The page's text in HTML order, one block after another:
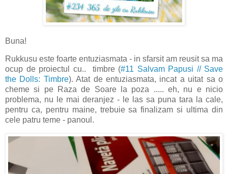
Buna!
Rukkusu este foarte entuziasmata - in sfarsit am reusit sa ma
ocup de proiectul cu.. timbre (#11 Salvam Papusi // Save
the Dolls: Timbre). Atat de entuziasmata, incat a uitat sa o
cheme si pe Raza de Soare la poza ..... eh, nu e nicio
problema, nu le mai deranjez - le las sa puna tara la cale,
pentru ca, pentru maine, trebuie sa finalizam si ultima din
cele patru teme - panoul.